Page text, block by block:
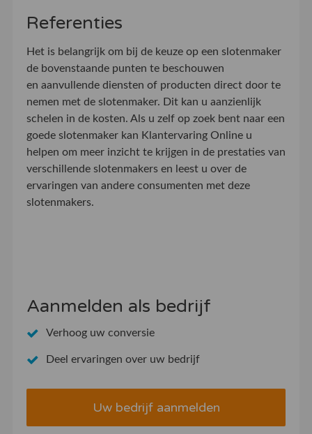
Referenties
Het is belangrijk om bij de keuze op een slotenmaker
de bovenstaande punten te beschouwen
en aanvullende diensten of producten direct door te
nemen met de slotenmaker. Dit kan u aanzienlijk
schelen in de kosten. Als u zelf op zoek bent naar een
goede slotenmaker kan Klantervaring Online u
helpen om meer inzicht te krijgen in de prestaties van
verschillende slotenmakers en leest u over de
ervaringen van andere consumenten met deze
slotenmakers.
Aanmelden als bedrijf
Verhoog uw conversie
Deel ervaringen over uw bedrijf
Uw bedrijf aanmelden